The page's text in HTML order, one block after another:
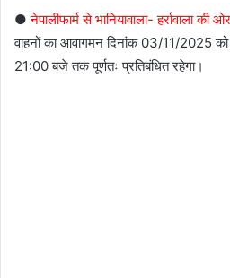
●नेपालीफार्म से भानियावाला- हर्रावाला की ओर
वाहनों का आवागमन दिनांक 03/11/2025
21:00 बजे तक पूर्णतः प्रतिबंधित रहेगा।